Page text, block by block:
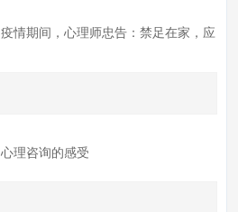
疫情期间，心理师忠告：禁足在家，应
心理咨询的感受